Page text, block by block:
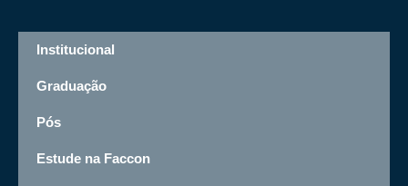
Institucional
Graduação
Pós
Estude na Faccon